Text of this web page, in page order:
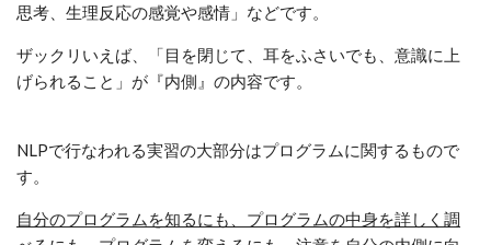
思考、生理反応の感覚や感情」などです。
ザックリいえば、「目を閉じて、耳をふさいでも、意識に上
げられること」が『内側』の内容です。
NLPで行なわれる実習の大部分はプログラムに関するもので
す。
自分のプログラムを知るにも、プログラムの中身を詳しく調